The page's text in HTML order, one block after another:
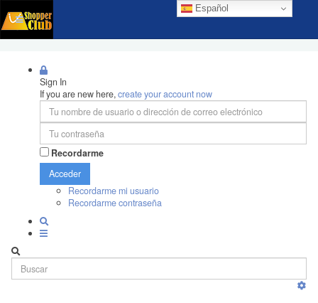
Español
Sign In
If you are new here,create your account now
Recordarme
Acceder
Recordarme mi usuario
Recordarme contraseña